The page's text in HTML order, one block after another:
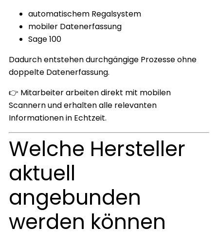
automatischem Regalsystem
mobiler Datenerfassung
Sage 100
Dadurch entstehen durchgängige Prozesse ohne
doppelte Datenerfassung.
👉 Mitarbeiter arbeiten direkt mit mobilen
Scannern und erhalten alle relevanten
Informationen in Echtzeit.
Welche Hersteller
aktuell
angebunden
werden können